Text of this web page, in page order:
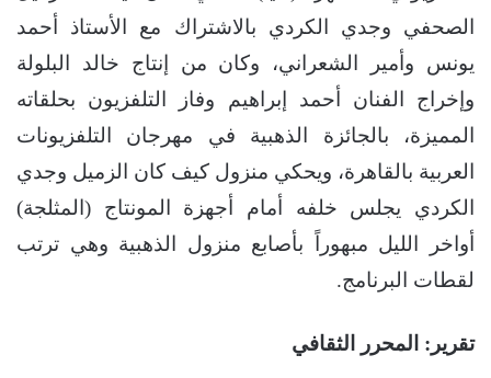
الصحفي وجدي الكردي بالاشتراك مع الأستاذ أحمد
يونس وأمير الشعراني، وكان من إنتاج خالد البلولة
وإخراج الفنان أحمد إبراهيم وفاز التلفزيون بحلقاته
المميزة، بالجائزة الذهبية في مهرجان التلفزيونات
العربية بالقاهرة، ويحكي منزول كيف كان الزميل وجدي
الكردي يجلس خلفه أمام أجهزة المونتاج (المثلجة)
أواخر الليل مبهوراً بأصابع منزول الذهبية وهي ترتب
لقطات البرنامج.
تقرير: المحرر الثقافي